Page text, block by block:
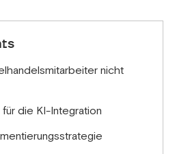
FAQs, regelmäßige
von Dienstplänen,
in der Regel 4–7
4–8 Wochen
Evaluierung, 4–12 Wochen
Erste Vorteile aus
Sie innerhalb von 60 Tagen
nicht
die KI-Integration